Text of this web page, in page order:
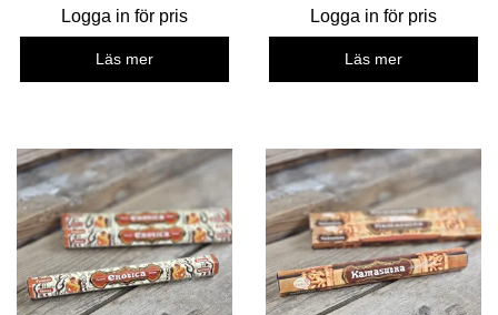
Logga in för pris
Läs mer
Logga in för pris
Läs mer